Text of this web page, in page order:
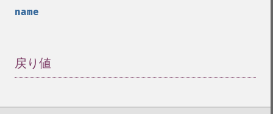
name
戻り値